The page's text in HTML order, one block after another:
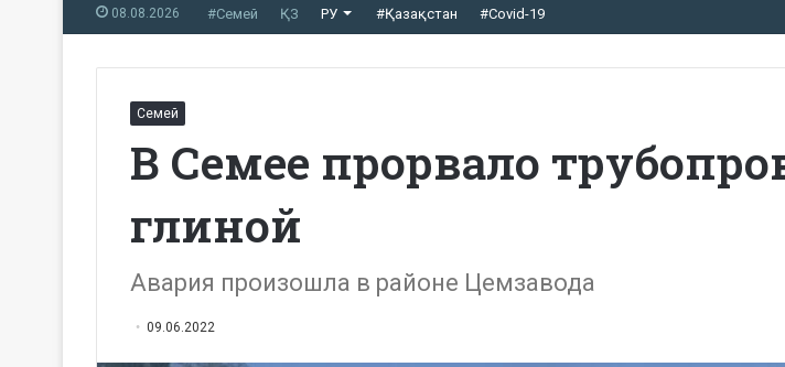
08.08.2026 #Семей ҚЗ РУ #Қазақстан #Covid-19
Семей
В Семее прорвало
глиной
Авария произошла в районе Цемзавода
09.06.2022